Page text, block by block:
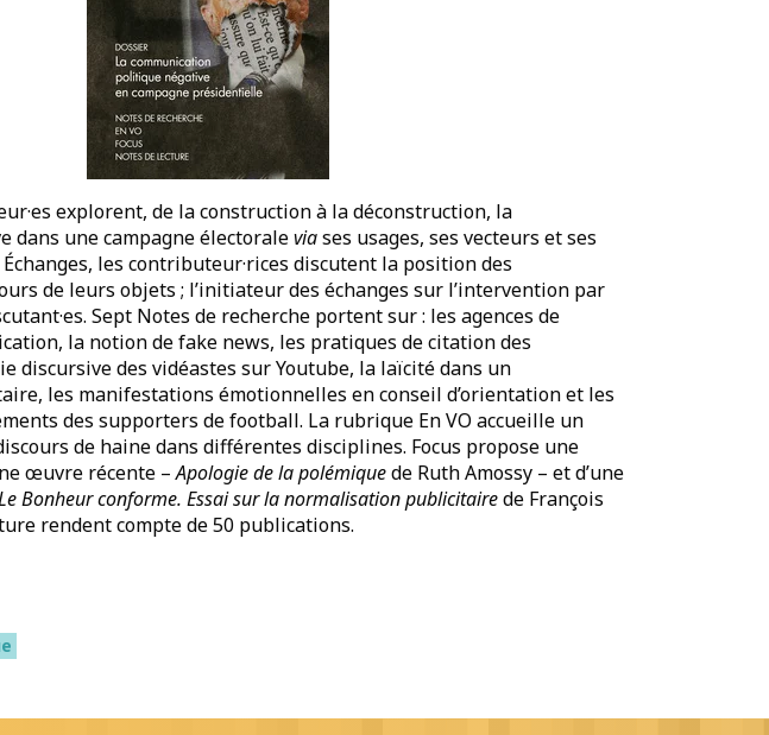
explorent, de la construction à la déconstruction, la
dans une campagne électoraleviases usages, ses vecteurs et ses
les contributeur·rices discutent la position des
de leurs objets ; l’initiateur des échanges sur l’intervention par
Sept Notes de recherche portent sur : les agences de
la notion de fake news, les pratiques de citation des
discursive des vidéastes sur Youtube, la laïcité dans un
les manifestations émotionnelles en conseil d’orientation et les
des supporters de football. La rubrique En VO accueille un
de haine dans différentes disciplines. Focus propose une
œuvre récente –Apologie de la polémiquede Ruth Amossy – et d’une
Bonheur conforme. Essai sur la normalisation publicitairede François
rendent compte de 50 publications.